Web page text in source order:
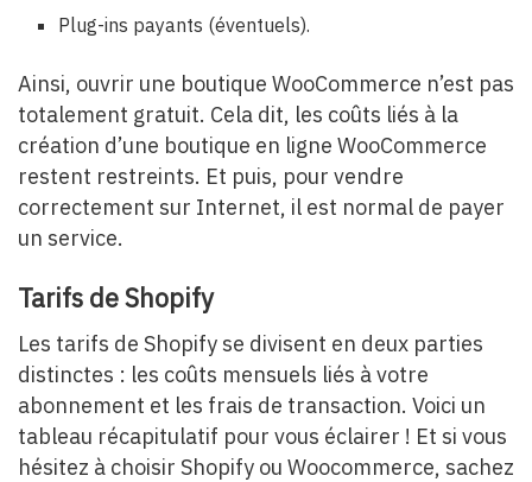
Plug-ins payants (éventuels).
Ainsi, ouvrir une boutique WooCommerce n’est pas
totalement gratuit. Cela dit, les coûts liés à la
création d’une boutique en ligne WooCommerce
restent restreints. Et puis, pour vendre
correctement sur Internet, il est normal de payer
un service.
Tarifs de Shopify
Les tarifs de Shopify se divisent en deux parties
distinctes : les coûts mensuels liés à votre
abonnement et les frais de transaction. Voici un
tableau récapitulatif pour vous éclairer ! Et si vous
hésitez à choisir Shopify ou Woocommerce, sachez